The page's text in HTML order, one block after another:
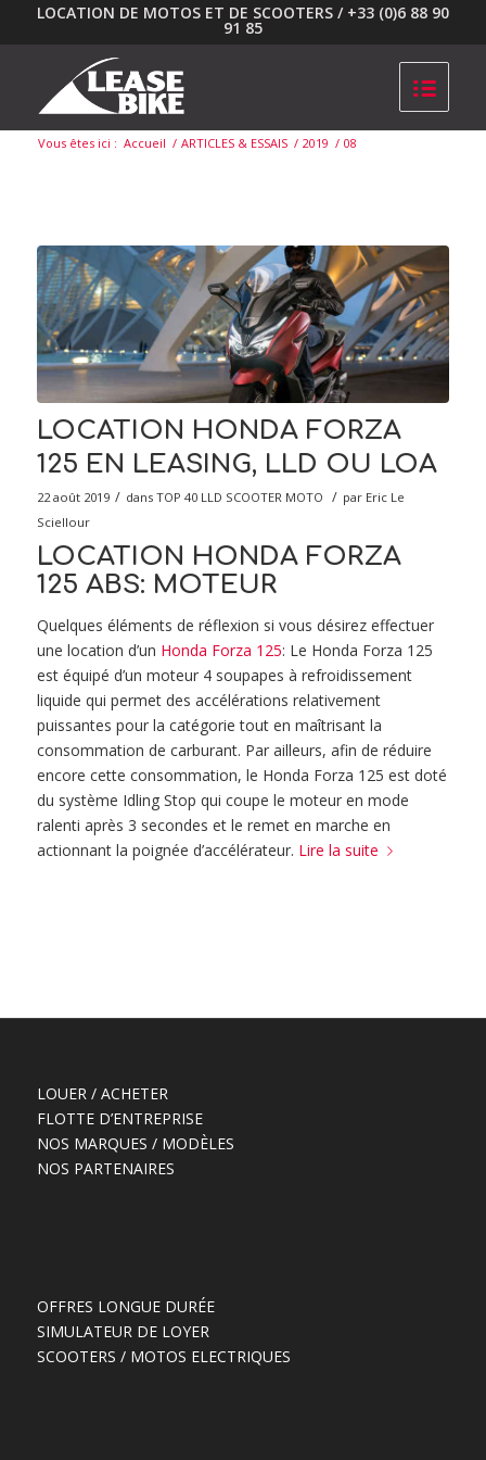
LOCATION DE MOTOS ET DE SCOOTERS / +33 (0)6 88 90
91 85
Vous êtes ici : Accueil / ARTICLES & ESSAIS / 2019 / 08
LOCATION HONDA FORZA
125 EN LEASING, LLD OU LOA
22 août 2019 / dans TOP 40 LLD SCOOTER MOTO / par Eric Le
Sciellour
LOCATION HONDA FORZA
125 ABS: MOTEUR
Quelques éléments de réflexion si vous désirez effectuer
une location d’un Honda Forza 125: Le Honda Forza 125
est équipé d’un moteur 4 soupapes à refroidissement
liquide qui permet des accélérations relativement
puissantes pour la catégorie tout en maîtrisant la
consommation de carburant. Par ailleurs, afin de réduire
encore cette consommation, le Honda Forza 125 est doté
du système Idling Stop qui coupe le moteur en mode
ralenti après 3 secondes et le remet en marche en
actionnant la poignée d’accélérateur. Lire la suite
LOUER / ACHETER
FLOTTE D’ENTREPRISE
NOS MARQUES / MODÈLES
NOS PARTENAIRES
OFFRES LONGUE DURÉE
SIMULATEUR DE LOYER
SCOOTERS / MOTOS ELECTRIQUES